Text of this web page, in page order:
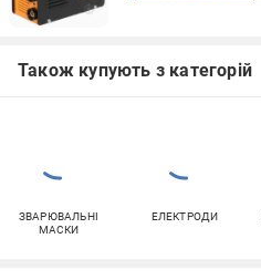
Також купують з категорій
ЗВАРЮВАЛЬНІ
МАСКИ
ЕЛЕКТРОДИ